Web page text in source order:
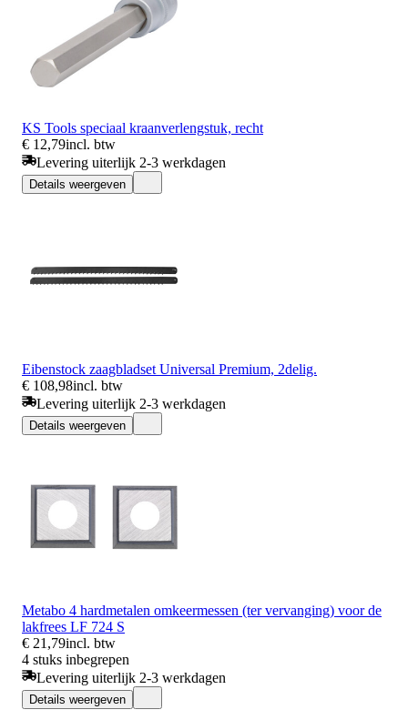
KS Tools speciaal kraanverlengstuk, recht
€ 12,79incl. btw
Levering uiterlijk 2-3 werkdagen
Details weergeven
Eibenstock zaagbladset Universal Premium, 2delig.
€ 108,98incl. btw
Levering uiterlijk 2-3 werkdagen
Details weergeven
Metabo 4 hardmetalen omkeermessen (ter vervanging) voor de
lakfrees LF 724 S
€ 21,79incl. btw
4 stuks inbegrepen
Levering uiterlijk 2-3 werkdagen
Details weergeven